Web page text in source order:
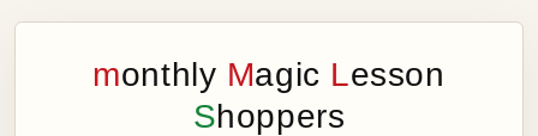
monthly Magic Lesson
Shoppers